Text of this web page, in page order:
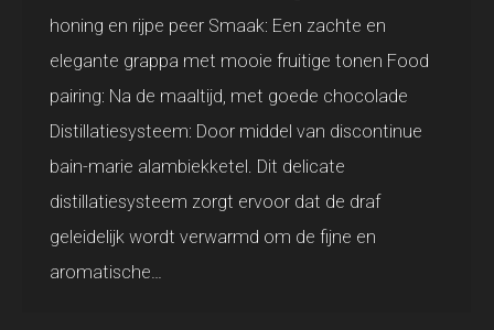
honing en rijpe peer Smaak: Een zachte en
elegante grappa met mooie fruitige tonen Food
pairing: Na de maaltijd, met goede chocolade
Distillatiesysteem: Door middel van discontinue
bain-marie alambiekketel. Dit delicate
distillatiesysteem zorgt ervoor dat de draf
geleidelijk wordt verwarmd om de fijne en
aromatische…